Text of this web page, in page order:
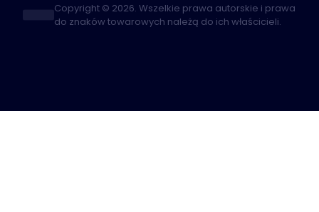
Copyright © 2026. Wszelkie prawa autorskie i prawa
do znaków towarowych należą do ich właścicieli.